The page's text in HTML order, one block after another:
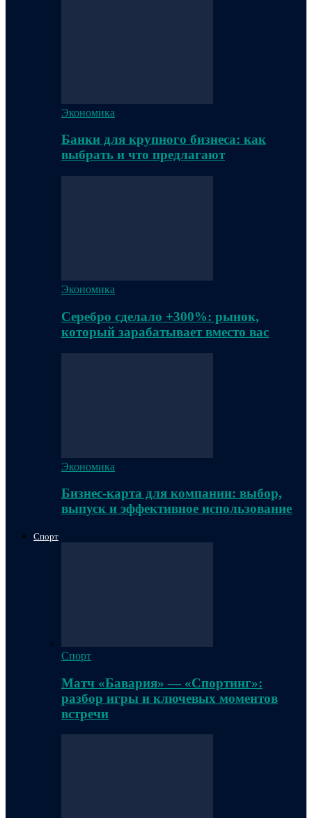
Экономика
Банки для крупного бизнеса: как
выбрать и что предлагают
Экономика
Серебро сделало +300%: рынок,
который зарабатывает вместо вас
Экономика
Бизнес-карта для компании: выбор,
выпуск и эффективное использование
Спорт
Спорт
Матч «Бавария» — «Спортинг»:
разбор игры и ключевых моментов
встречи